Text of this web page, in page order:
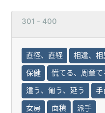
301 - 400
直径、直経 相違、相
保健
慌てる、周章て
這う、匍う、延う
手
女房
面積
派手